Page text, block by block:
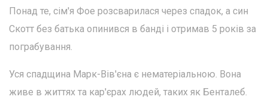
Понад те, сім'я Фое розсварилася через спадок, а син
Скотт без батька опинився в банді і отримав 5 років за
пограбування.
Уся спадщина Марк-Вів'єна є нематеріальною. Вона
живе в життях та кар'єрах людей, таких як Бенталеб.